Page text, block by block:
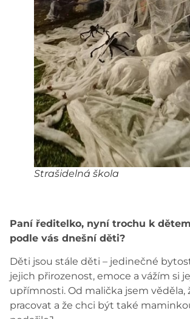
Strašidelná škola
Paní ředitelko, nyní trochu k
podle vás dnešní děti?
Děti jsou stále děti – jedinečné
jejich přirozenost, emoce a vážím si
upřímnosti. Od malička jsem věděla,
pracovat a že chci být také